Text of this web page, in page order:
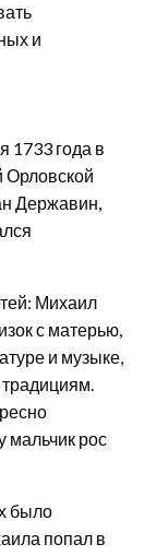
и
1733 года в
Орловской
Державин,
Михаил
с матерью,
и музыке,
мальчик рос
было
попал в